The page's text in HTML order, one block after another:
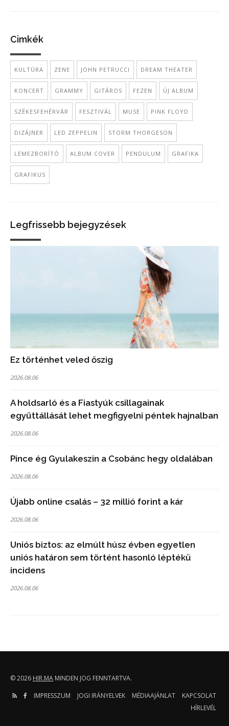
Cimkék
KULTÚRA ZENE JOHN PETRUCCI DREAM THEATER
KONCERT GRAMMY GITÁROS FEZEN ÚJ ALBUM
SZÉKESFEHÉRVÁR FESZTIVÁL MUSE PINK FLOYD
DIZÁJNER LED ZEPPELIN STORM THORGESON
LEMEZBORÍTÓ ALBUM COVER PENDULUM GRAFIKA
GRAFIKUS
Legfrissebb bejegyzések
Ez történhet veled őszig
2026.08.06
A holdsarló és a Fiastyúk csillagainak
együttállását lehet megfigyelni péntek hajnalban
2026.08.06
Pince ég Gyulakeszin a Csobánc hegy oldalában
2026.08.06
Újabb online csalás – 32 millió forint a kár
2026.08.06
Uniós biztos: az elmúlt húsz évben egyetlen
uniós határon sem történt hasonló léptékű
incidens
2026.08.06
© 2026 HIR.MA MINDEN JOG FENNTARTVA.
IMPRESSZUM
JOGI IRÁNYELVEK MÉDIAAJÁNLAT
KAPCSOLAT
HÍRLEVÉL